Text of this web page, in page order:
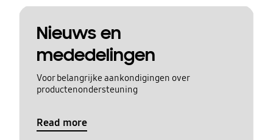
Nieuws en
mededelingen
Voor belangrijke aankondigingen over
productenondersteuning
Read more